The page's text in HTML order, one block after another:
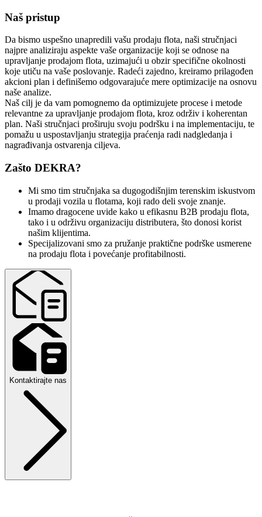
Naš pristup
Da bismo uspešno unapredili vašu prodaju flota, naši stručnjaci
najpre analiziraju aspekte vaše organizacije koji se odnose na
upravljanje prodajom flota, uzimajući u obzir specifične okolnosti
koje utiču na vaše poslovanje. Radeći zajedno, kreiramo prilagođen
akcioni plan i definišemo odgovarajuće mere optimizacije na osnovu
naše analize.
Naš cilj je da vam pomognemo da optimizujete procese i metode
relevantne za upravljanje prodajom flota, kroz održiv i koherentan
plan. Naši stručnjaci proširuju svoju podršku i na implementaciju, te
pomažu u uspostavljanju strategija praćenja radi nadgledanja i
nagrađivanja ostvarenja ciljeva.
Zašto DEKRA?
Mi smo tim stručnjaka sa dugogodišnjim terenskim iskustvom
u prodaji vozila u flotama, koji rado deli svoje znanje.
Imamo dragocene uvide kako u efikasnu B2B prodaju flota,
tako i u održivu organizaciju distributera, što donosi korist
našim klijentima.
Specijalizovani smo za pružanje praktične podrške usmerene
na prodaju flota i povećanje profitabilnosti.
Kontaktirajte nas